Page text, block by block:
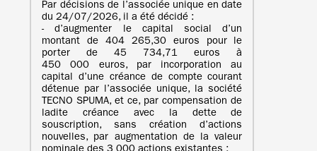
Par décisions de l’associée unique en date
du 24/07/2026, il a été décidé :
- d’augmenter le capital social d’un
montant de 404 265,30 euros pour le
porter de 45 734,71 euros à
450 000 euros, par incorporation au
capital d’une créance de compte courant
détenue par l’associée unique, la société
TECNO SPUMA, et ce, par compensation de
ladite créance avec la dette de
souscription, sans création d’actions
nouvelles, par augmentation de la valeur